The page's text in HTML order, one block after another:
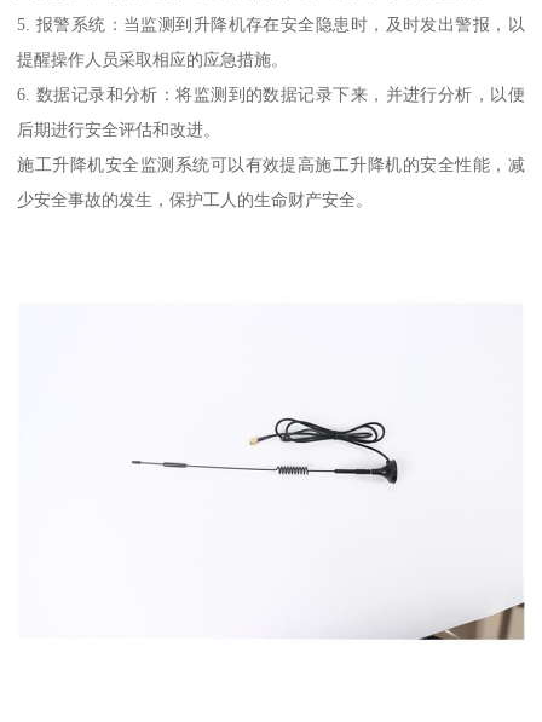
5. 报警系统：当监测到升降机存在安全隐患时，及时发出警报，以
提醒操作人员采取相应的应急措施。
6. 数据记录和分析：将监测到的数据记录下来，并进行分析，以便
后期进行安全评估和改进。
施工升降机安全监测系统可以有效提高施工升降机的安全性能，减
少安全事故的发生，保护工人的生命财产安全。